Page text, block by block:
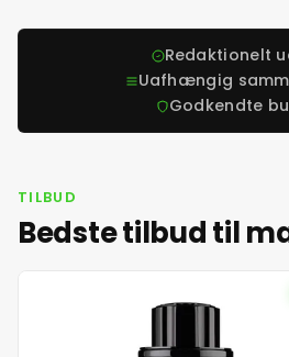
20. juni 2026
21. juni 2026
22. juni 2026
23. juni 2026
24. juni 2026
Redaktionelt
Uafhængig
Godkendte
TILBUD
Bedste tilbud til